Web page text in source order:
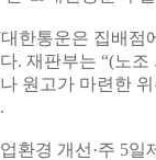
대한통운은 집배점
. 재판부는 “(노
원고가 마련한
환경 개선·주 5일